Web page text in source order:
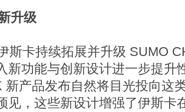
升级
卡持续拓展并升级 SUMO
新功能与创新设计进一步提升
新产品发布自然将目光投向这
见，这些新设计增强了伊斯卡